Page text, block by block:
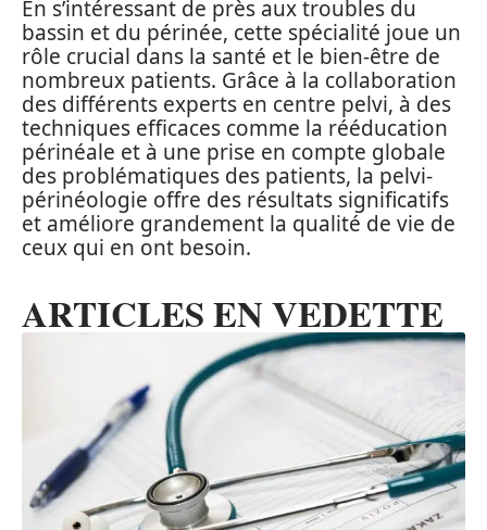
En s’intéressant de près aux troubles du
bassin et du périnée, cette spécialité joue un
rôle crucial dans la santé et le bien-être de
nombreux patients. Grâce à la collaboration
des différents experts en centre pelvi, à des
techniques efficaces comme la rééducation
périnéale et à une prise en compte globale
des problématiques des patients, la pelvi-
périnéologie offre des résultats significatifs
et améliore grandement la qualité de vie de
ceux qui en ont besoin.
ARTICLES EN VEDETTE